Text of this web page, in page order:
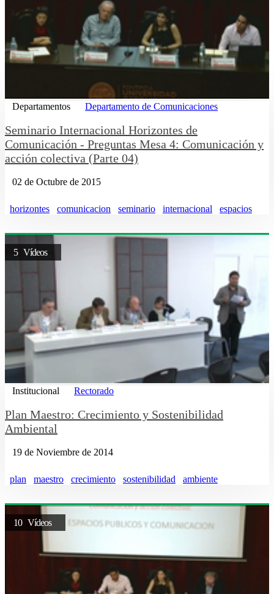
Departamentos Departamento de Comunicaciones
Seminario Internacional Horizontes de
Comunicación - Preguntas Mesa 4: Comunicación y
acción colectiva (Parte 04)
02 de Octubre de 2015
horizontes comunicacion seminario internacional espacios
5 Vídeos
Institucional Rectorado
Plan Maestro: Crecimiento y Sostenibilidad
Ambiental
19 de Noviembre de 2014
plan maestro crecimiento sostenibilidad ambiente
10 Vídeos